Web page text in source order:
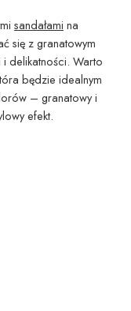
sandałami na
się z granatowym
delikatności. Warto
będzie idealnym
– granatowy i
efekt.